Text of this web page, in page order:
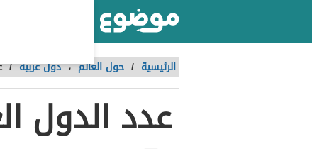
الرئيسية / حول العالم،دول عربية /
عدد الدول